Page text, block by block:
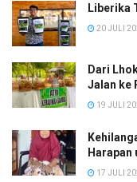
Liberika
20 JULI
Dari
Jalan ke
19 JULI
17 JULI